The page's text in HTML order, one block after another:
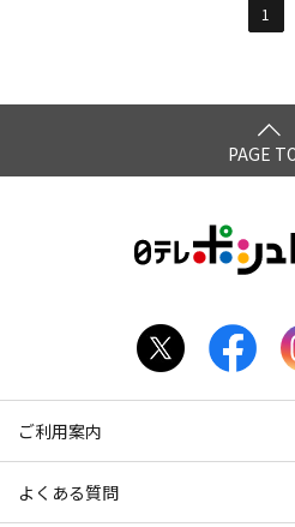
1
PAGE
ご利用案内
よくある質問